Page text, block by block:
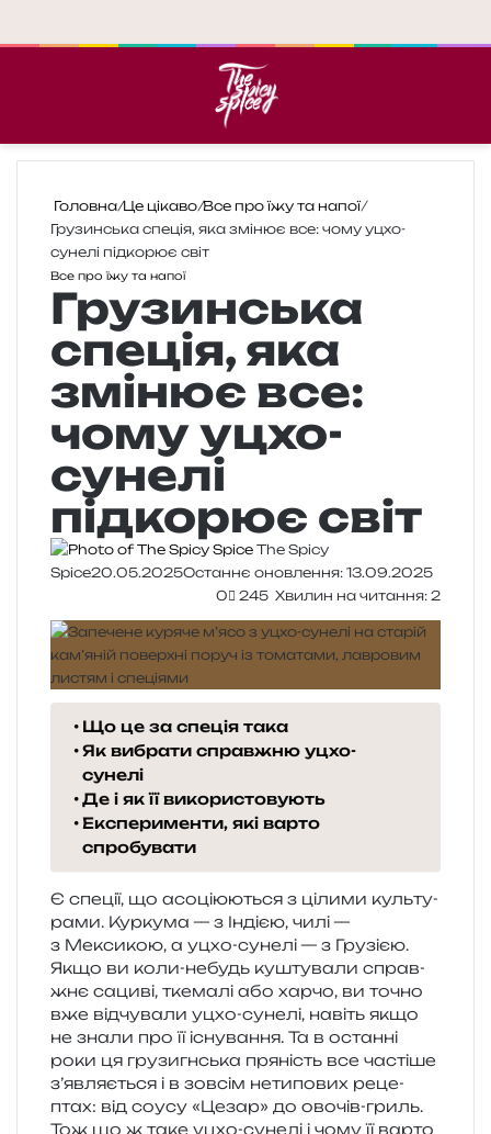
Головна/Це цікаво/Все про їжу та напої/
Грузинська спеція, яка змінює все: чому уцхо-
сунелі підкорює світ
Все про їжу та напої
Грузинська
спеція, яка
змінює все:
чому уцхо-
сунелі
підкорює світ
The Spicy
Spice20.05.2025Останнє оновлення: 13.09.2025
0
245 Хвилин на читання: 2
Що це за спеція така
Як вибрати справжню уцхо-
сунелі
Де і як її використовують
Експерименти, які варто
спробувати
Є спе­ції, що асо­ці­ю­ю­ться з ціли­ми куль­ту­
ра­ми. Куркума — з Індією, чилі —
з Мексикою, а уцхо-суне­лі — з Грузією.
Якщо ви коли-небудь кушту­ва­ли справ­
жнє саци­ві, тке­ма­лі або харчо, ви точно
вже від­чу­ва­ли уцхо-суне­лі, навіть якщо
не знали про її існу­ва­н­ня. Та в остан­ні
роки ця гру­зи­гн­ська пря­ність все часті­ше
з’являється і в зов­сім нети­по­вих реце­
птах: від соусу «Цезар» до ово­чів-гриль.
Тож що ж таке уцхо-суне­лі і чому її варто